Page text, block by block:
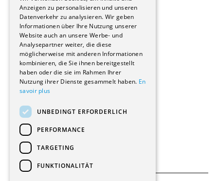
Stockwerkeigentum
Reportagen
Wohnungen
Renovierungen
Innere Umbauten
Gastgewerbe und Tourismus
Verwaltungsgebäude und Geschäfte
Schuleinrichtungen
Medizinische Einrichtungen
Kultur - Sport - Freizeit
Industrie - Handwerk
Transport und Parkplätze
Diverse Bauten
Anzeigen zu personalisieren und unseren
Datenverkehr zu analysieren. Wir geben
Informationen über Ihre Nutzung unserer
Website auch an unsere Werbe- und
Analysepartner weiter, die diese
möglicherweise mit anderen Informationen
kombinieren, die Sie ihnen bereitgestellt
haben oder die sie im Rahmen Ihrer
Nutzung ihrer Dienste gesammelt haben. En
savoir plus
UNBEDINGT ERFORDERLICH
PERFORMANCE
TARGETING
FUNKTIONALITÄT